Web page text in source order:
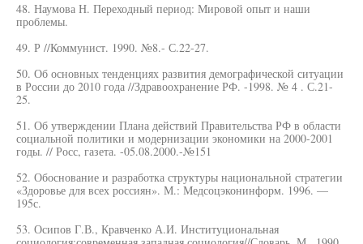
48. Наумова Н. Переходный период: Мировой опыт и наши
проблемы.
49. Р //Коммунист. 1990. №8.- С.22-27.
50. Об основных тенденциях развития демографической ситуации
в России до 2010 года //Здравоохранение РФ. -1998. № 4 . С.21-
25.
51. Об утверждении Плана действий Правительства РФ в области
социальной политики и модернизации экономики на 2000-2001
годы. // Росс, газета. -05.08.2000.-№151
52. Обоснование и разработка структуры национальной стратегии
«Здоровье для всех россиян». М.: Медсоцэконинформ. 1996. —
195с.
53. Осипов Г.В., Кравченко А.И. Институциональная